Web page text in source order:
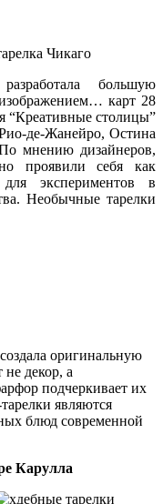
большую
карт 28
“Креативные столицы”
де-Жанейро, Остина
мнению дизайнеров,
проявили себя как
экспериментов в
Необычные тарелки
оригинальную
декор, а
подчеркивает их
являются
блюд современной
Карулла